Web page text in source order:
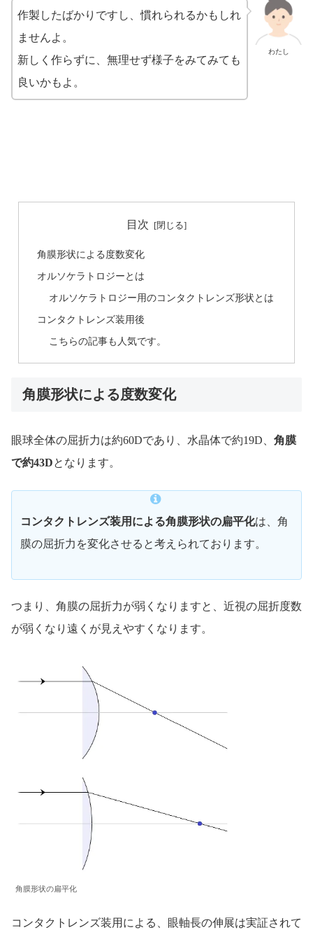
わたし
作製したばかりですし、慣れられるかもしれ
ませんよ。
新しく作らずに、無理せず様子をみてみても
良いかもよ。
目次
角膜形状による度数変化
オルソケラトロジーとは
オルソケラトロジー用のコンタクトレンズ形状とは
コンタクトレンズ装用後
こちらの記事も人気です。
角膜形状による度数変化
眼球全体の屈折力は約60Dであり、水晶体で約19D、 角膜
で約43Dとなります。
コンタクトレンズ装用による角膜形状の扁平化は、角
膜の屈折力を変化させると考えられております。
つまり、角膜の屈折力が弱くなりますと、近視の屈折度数
が弱くなり遠くが見えやすくなります。
角膜形状の扁平化
コンタクトレンズ装用による、眼軸長の伸展は実証されて